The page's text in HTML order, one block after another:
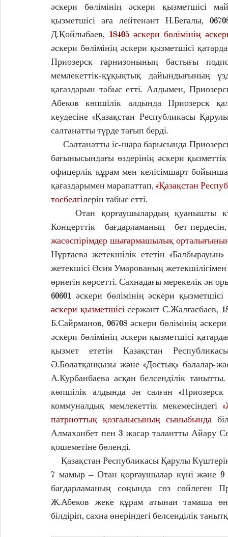
әскери бөлімінің әскери қызметшісі
қызметшісі аға лейтенант Н.Бегалы,
Д.Қойлыбаев, 18405 әскери бөлімінің
әскери бөлімінің әскери қызметшісі
Приозерск гарнизонының бастығы
мемлекеттік-құқықтық дайындығының
қағаздарын табыс етті. Алдымен,
Абеков көпшілік алдында Приозерск
кеудесіне «Қазақстан Республикасы
салтанатты түрде тағып берді.
бағынысындағы өздерінің әскери
офицерлік құрам мен келісімшарт
қағаздарымен марапаттап, «Қазақстан
төсбелгілерін табыс етті.
Концерттік бағдарламаның бет-
жасөспірімдер шығармашылық
Нұртаева жетекшілік ететін
жетекшісі Әсия Умарованың
өрнегін көрсетті. Сахнадағы мерекелік ән
60601 әскери бөлімінің әскери
әскери қызметшісі сержант С.Жалғасбаев,
Б.Сайрманов, 06708 әскери бөлімінің
әскери бөлімінің әскери қызметшісі
қызмет ететін Қазақстан
Ә.Болатқанқызы және «Достық» балалар-
А.Курбанбаева асқан белсенділік
көпшілік алдында ән салған
коммуналдық мемлекеттік мекемесіндегі
патриоттық қозғалысының сыныбында
Алмаханбет пен 3 жасар талантты Айару
қошеметіне бөленді.
Қазақстан Республикасы Қарулы
7 мамыр – Отан қорғаушылар күні және
бағдарламаның соңында сөз сөйлеген
Ж.Абеков жеке құрам атынан тамаша
білдіріп, сахна өнеріндегі белсенділік